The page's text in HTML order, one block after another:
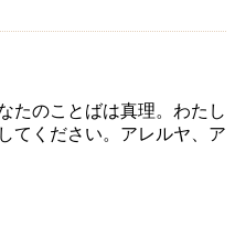
たのことばは真理。わたし
てください。アレルヤ、ア